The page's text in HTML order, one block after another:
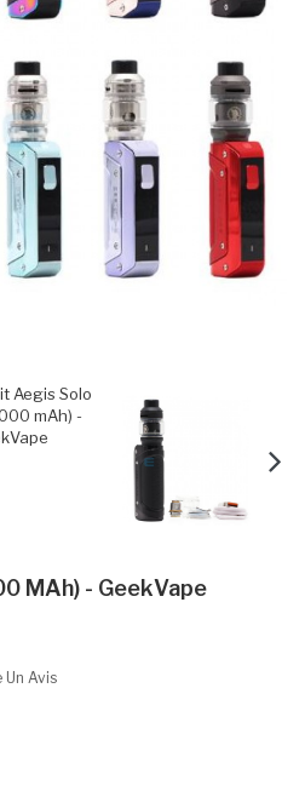
MAh) - GeekVape
Un Avis